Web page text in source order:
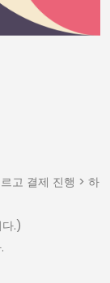
고 결제 진행 > 하
.)